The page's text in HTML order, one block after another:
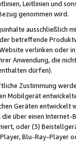
Leitlinien und
genommen wird.
ausschließlich
betreffende
verlinken oder
Anwendung, die
dürfen).
Zustimmung
Mobilgerät
Geräten
über einen
oder (3)
Blu-Ray-Player